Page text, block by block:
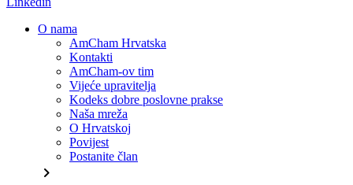
O nama
AmCham Hrvatska
Kontakti
AmCham-ov tim
Vijeće upravitelja
Kodeks dobre poslovne prakse
Naša mreža
O Hrvatskoj
Povijest
Postanite član
chevron_right